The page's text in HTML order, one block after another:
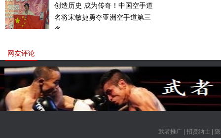
创造历史 成为传奇！中国空手道
名将宋敏捷勇夺亚洲空手道第三
名。
网友评论
武者推广| 招贤纳士|